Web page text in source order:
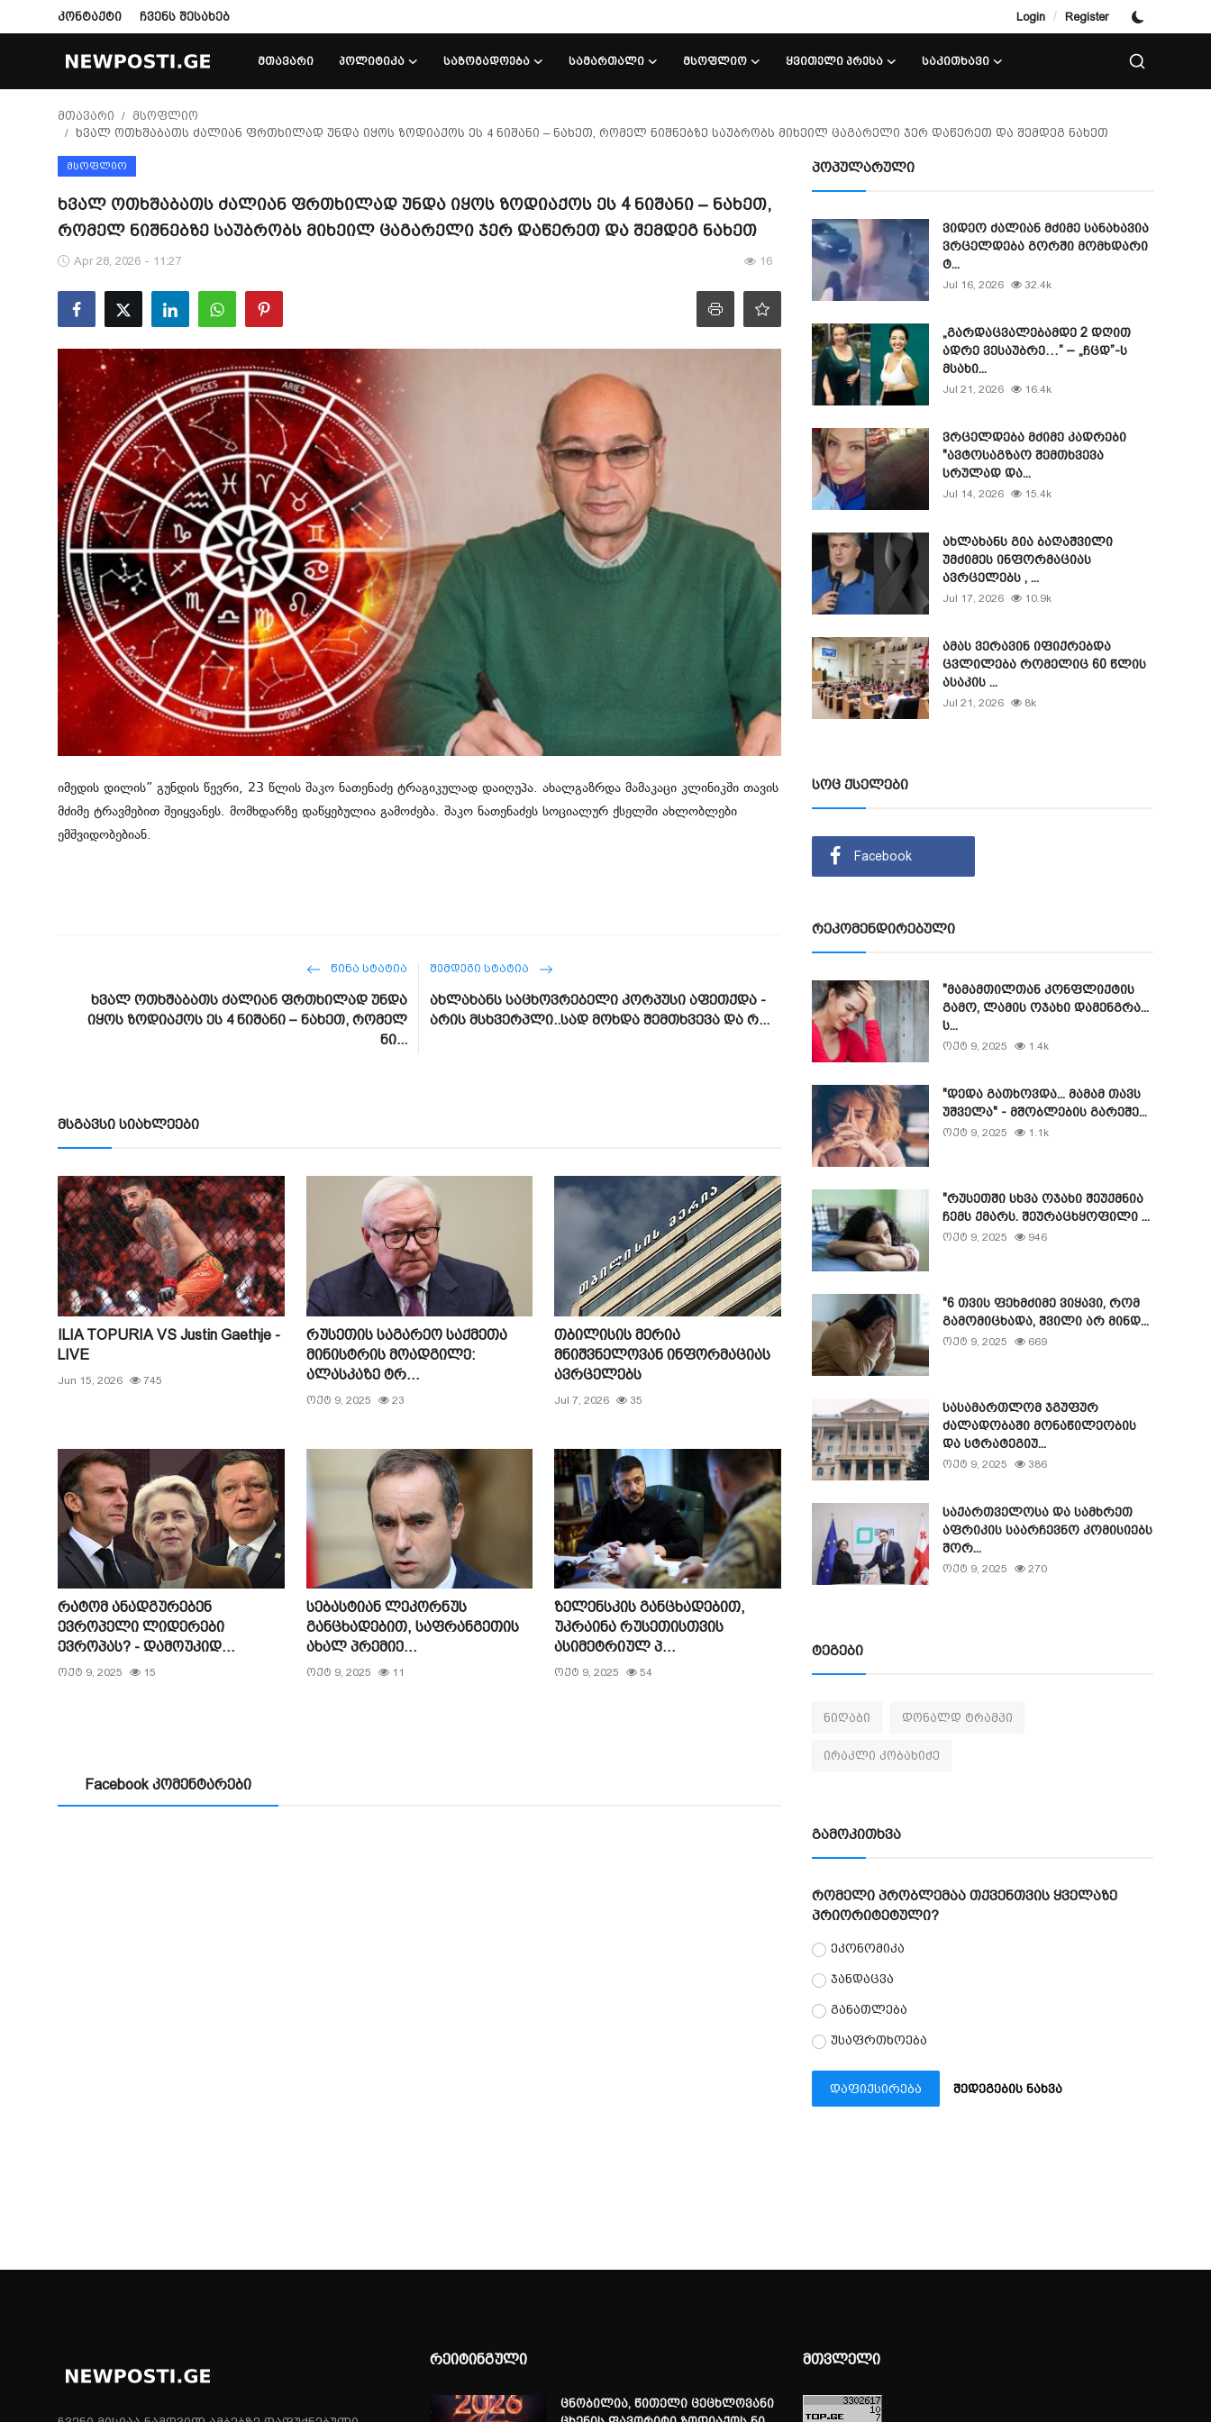
კონტაქტი ჩვენს შესახებ Login / Register
ᲛᲗᲐᲕᲐᲠᲘ ᲞᲝᲚᲘᲢᲘᲙᲐ ᲡᲐᲖᲝᲒᲐᲓᲝᲔᲑᲐ ᲡᲐᲛᲐᲠᲗᲐᲚᲘ ᲛᲡᲝᲤᲚᲘᲝ ᲧᲕᲘᲗᲔᲚᲘ ᲞᲠᲔᲡᲐ ᲡᲐᲙᲘᲗᲮᲐᲕᲘ
მთავარი
პოლიტიკა
კონტაქტი
სამართალი
ჩვენს შესახებ
მსოფლიო
ყვითელი პრესა
საკითხავი
მთავარი
მსოფლიო
ხვალ ოთხშაბათს ძალიან ფრთხილად უნდა იყოს ზოდიაქოს ეს 4 ნიშანი – ნახეთ, რომელ ნიშნებზე საუბრობს მიხეილ ცაგარელი ჯერ დაწერეთ და შემდეგ ნახეთ
ᲛᲡᲝᲤᲚᲘᲝ
ხვალ ოთხშაბათს ძალიან ფრთხილად უნდა იყოს ზოდიაქოს ეს 4 ნიშანი – ნახეთ,
რომელ ნიშნებზე საუბრობს მიხეილ ცაგარელი ჯერ დაწერეთ და შემდეგ ნახეთ
Apr 28, 2026 - 11:27 16
იმედის დილის” გუნდის წევრი, 23 წლის შაკო ნათენაძე ტრაგიკულად დაიღუპა. ახალგაზრდა მამაკაცი კლინიკში თავის
მძიმე ტრავმებით შეიყვანეს. მომხდარზე დაწყებულია გამოძება. შაკო ნათენაძეს სოციალურ ქსელში ახლობლები
ემშვიდობებიან.
ᲬᲘᲜᲐ ᲡᲢᲐᲢᲘᲐ
ხვალ ოთხშაბათს ძალიან ფრთხილად უნდა
იყოს ზოდიაქოს ეს 4 ნიშანი – ნახეთ, რომელ
ნი...
ᲨᲔᲛᲓᲔᲒᲘ ᲡᲢᲐᲢᲘᲐ
ახლახანს საცხოვრებელი კორპუსი აფეთქდა -
არის მსხვერპლი..სად მოხდა შემთხვევა და რ...
მსგავსი სიახლეები
ILIA TOPURIA VS Justin Gaethje -
LIVE
Jun 15, 2026 745
რუსეთის საგარეო საქმეთა
მინისტრის მოადგილე:
ალასკაზე ტრ...
ოქტ 9, 2025 23
თბილისის მერია
მნიშვნელოვან ინფორმაციას
ავრცელებს
Jul 7, 2026 35
რატომ ანადგურებენ
ევროპელი ლიდერები
ევროპას? - დამოუკიდ...
ოქტ 9, 2025 15
სებასტიან ლეკორნუს
განცხადებით, საფრანგეთის
ახალ პრემიე...
ოქტ 9, 2025 11
ზელენსკის განცხადებით,
უკრაინა რუსეთისთვის
ასიმეტრიულ პ...
ოქტ 9, 2025 54
Facebook კომენტარები
პოპულარული
ვიდეო ძალიან მძიმე სანახავია
ვრცელდება გორში მომხდარი
ტ...
Jul 16, 2026 32.4k
„გარდაცვალებამდე 2 დღით
ადრე ვესაუბრე…” – „ჩცდ”-ს
მსახი...
Jul 21, 2026 16.4k
ვრცელდება მძიმე კადრები
"ავტოსაგზაო შემთხვევა
სრულად და...
Jul 14, 2026 15.4k
ახლახანს გია ბაღაშვილი
უმძიმეს ინფორმაციას
ავრცელებს , ...
Jul 17, 2026 10.9k
ამას ვერავინ იფიქრებდა
ცვლილება რომელიც 60 წლის
ასაკის ...
Jul 21, 2026 8k
სოც ქსელები
Facebook
რეკომენდირებული
"მამამთილთან კონფლიქტის
გამო, ლამის ოჯახი დამენგრა...
ს...
ოქტ 9, 2025 1.4k
"დედა გათხოვდა... მამამ თავს
უშველა" - მშობლების გარეშე...
ოქტ 9, 2025 1.1k
"რუსეთში სხვა ოჯახი შეუქმნია
ჩემს ქმარს. შეურაცხყოფილი ...
ოქტ 9, 2025 946
"6 თვის ფეხმძიმე ვიყავი, რომ
გამომიცხადა, შვილი არ მინდ...
ოქტ 9, 2025 669
სასამართლომ ჯგუფურ
ძალადობაში მონაწილეობის
და სტრატეგიუ...
ოქტ 9, 2025 386
საქართველოსა და სამხრეთ
აფრიკის საარჩევნო კომისიებს
შორ...
ოქტ 9, 2025 270
ტეგები
ნიღაბი დონალდ ტრამპი
ირაკლი კობახიძე
გამოკითხვა
რომელი პრობლემაა თქვენთვის ყველაზე
პრიორიტეტული?
ეკონომიკა
ჯანდაცვა
განათლება
უსაფრთხოება
დაფიქსირება შედეგების ნახვა
რეიტინგული
ცნობილია, წითელი ცეცხლოვანი
მთვლელი